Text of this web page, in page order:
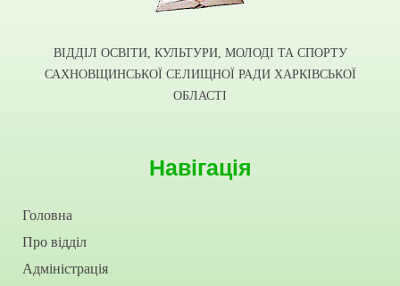
ВІДДІЛ ОСВІТИ, КУЛЬТУРИ, МОЛОДІ ТА СПОРТУ
САХНОВЩИНСЬКОЇ СЕЛИЩНОЇ РАДИ ХАРКІВСЬКОЇ
ОБЛАСТІ
Навігація
Головна
Про відділ
Адміністрація